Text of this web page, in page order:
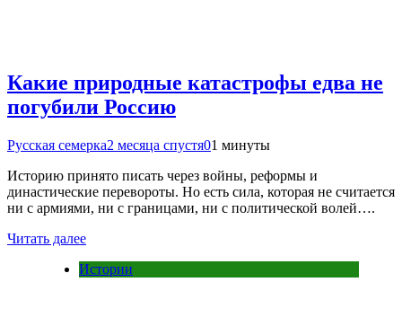
Какие природные катастрофы едва не
погубили Россию
Русская семерка2 месяца спустя01 минуты
Историю принято писать через войны, реформы и
династические перевороты. Но есть сила, которая не считается
ни с армиями, ни с границами, ни с политической волей….
Читать далее
Истории